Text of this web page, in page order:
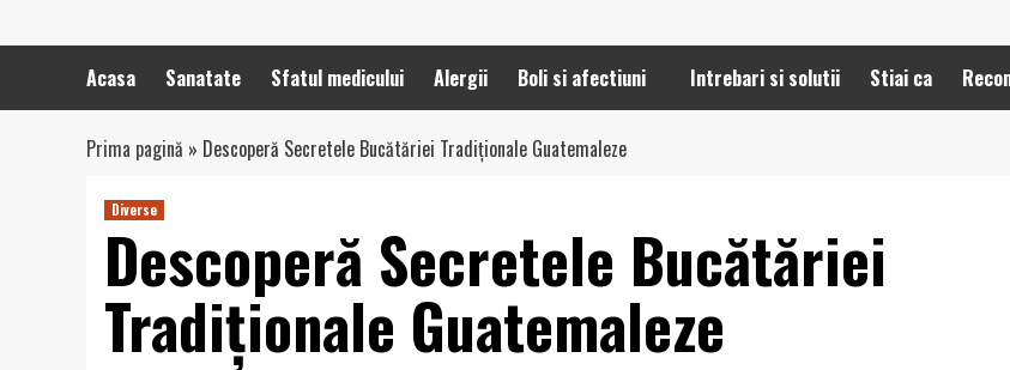
Acasa Sanatate Sfatul medicului Alergii Boli si afectiuni Intrebari si solutii Stiai ca
Prima pagină » Descoperă Secretele Bucătăriei Tradiționale Guatemaleze
Diverse
Descoperă Secretele Bucătăriei
Tradiționale Guatemaleze